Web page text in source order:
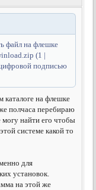
файл на флешке
(1 |
подписью
каталоге на флешке
полчаса перебираю
могу найти его чтобы
системе какой то
для
установок.
на этой же